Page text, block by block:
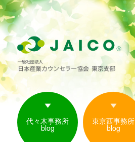
代々木事務所
blog
東京西事務所
blog